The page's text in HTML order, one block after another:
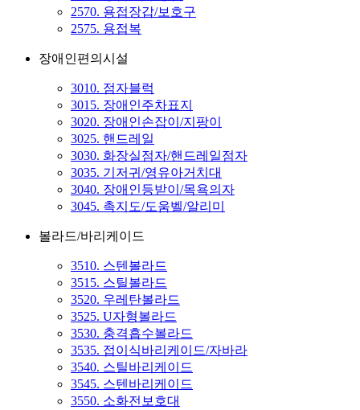
2570. 용접장갑/보호구
2575. 용접복
장애인편의시설
3010. 점자블럭
3015. 장애인주차표지
3020. 장애인손잡이/지팡이
3025. 핸드레일
3030. 화장실점자/핸드레일점자
3035. 기저귀/영유아거치대
3040. 장애인등받이/목욕의자
3045. 촉지도/도움벨/알리미
볼라드/바리케이드
3510. 스텐볼라드
3515. 스틸볼라드
3520. 우레탄볼라드
3525. U자형볼라드
3530. 충격흡수볼라드
3535. 접이식바리케이드/자바라
3540. 스틸바리케이드
3545. 스텐바리케이드
3550. 소화전보호대